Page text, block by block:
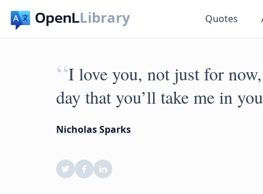
Library Quotes
“I love you, not just for
day that you’ll take me in
Nicholas Sparks